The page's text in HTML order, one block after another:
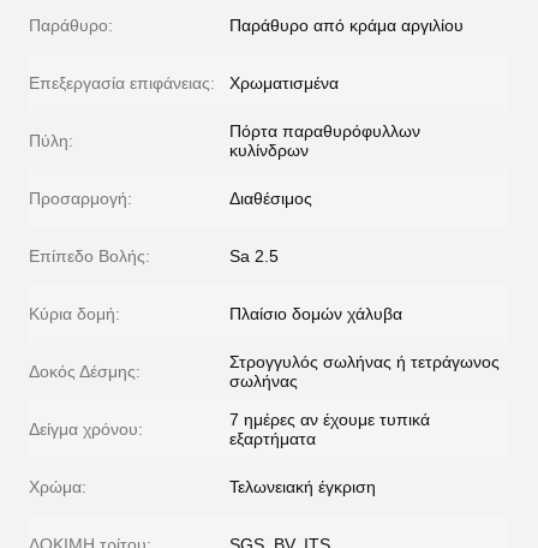
Παράθυρο: Παράθυρο από κράμα αργιλίου
Επεξεργασία επιφάνειας: Χρωματισμένα
Πύλη:
Πόρτα παραθυρόφυλλων
κυλίνδρων
Προσαρμογή: Διαθέσιμος
Επίπεδο Βολής: Sa 2.5
Κύρια δομή: Πλαίσιο δομών χάλυβα
Δοκός Δέσμης:
Στρογγυλός σωλήνας ή τετράγωνος
σωλήνας
Δείγμα χρόνου:
7 ημέρες αν έχουμε τυπικά
εξαρτήματα
Χρώμα: Τελωνειακή έγκριση